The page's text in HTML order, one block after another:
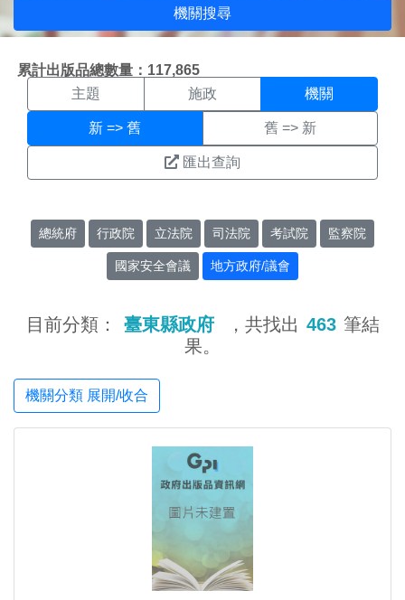
機關搜尋
累計出版品總數量：117,865
機關搜尋結果頁面
主題 施政 機關
新 => 舊 舊 => 新
匯出查詢
總統府 行政院 立法院 司法院 考試院 監察院
國家安全會議 地方政府/議會
目前分類： 臺東縣政府 ，共找出 463 筆結
果。
機關分類 展開/收合